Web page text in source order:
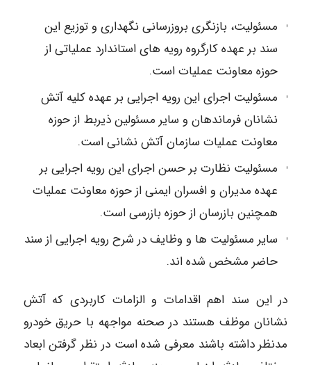
مسئولیت، بازنگری بروزرسانی نگهداری و توزیع این
سند بر عهده کارگروه رویه های استاندارد عملیاتی از
حوزه معاونت عملیات است.
مسئولیت اجرای این رویه اجرایی بر عهده کلیه آتش
نشانان فرماندهان و سایر مسئولین ذیربط از حوزه
معاونت عملیات سازمان آتش نشانی است.
مسئولیت نظارت بر حسن اجرای این رویه اجرایی بر
عهده مدیران و افسران ایمنی از حوزه معاونت عملیات
همچنین بازرسان از حوزه بازرسی است.
سایر مسئولیت ها و وظایف در شرح رویه اجرایی از سند
حاضر مشخص شده اند.
در این سند اهم اقدامات و الزامات کاربردی که آتش
نشانان موظف هستند در صحنه مواجهه با حریق خودرو
مدنظر داشته باشند معرفی شده است در نظر گرفتن ابعاد